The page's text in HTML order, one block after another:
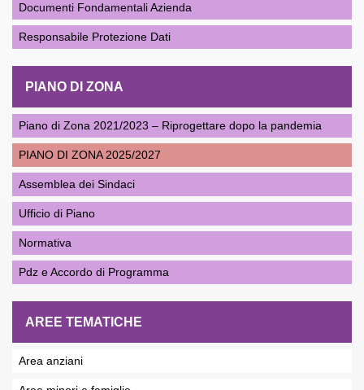
Documenti Fondamentali Azienda
Responsabile Protezione Dati
PIANO DI ZONA
Piano di Zona 2021/2023 – Riprogettare dopo la pandemia
PIANO DI ZONA 2025/2027
Assemblea dei Sindaci
Ufficio di Piano
Normativa
Pdz e Accordo di Programma
AREE TEMATICHE
Area anziani